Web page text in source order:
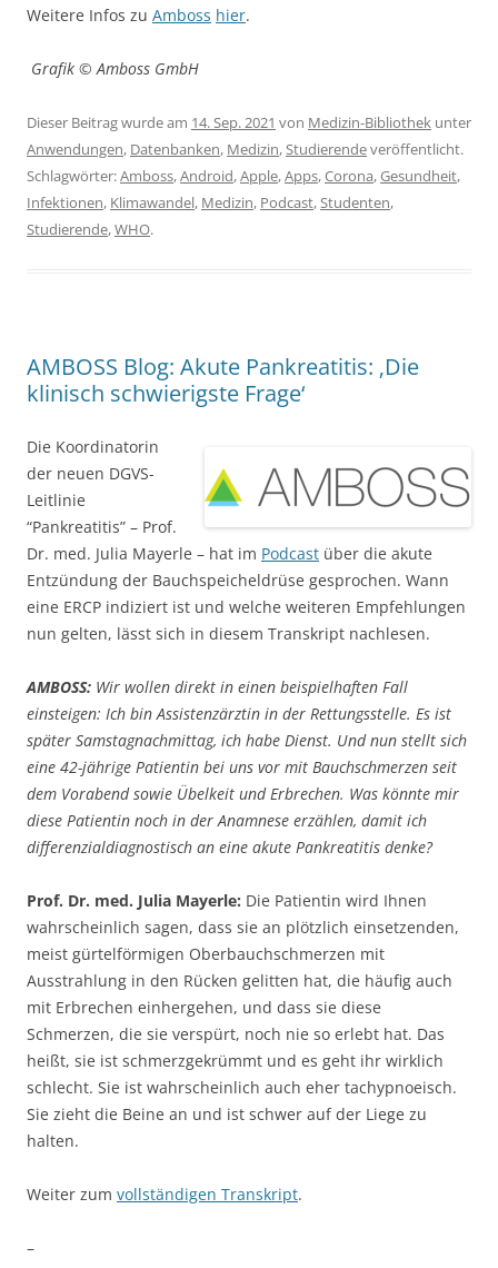
Weitere Infos zu Amboss hier.
Grafik © Amboss GmbH
Dieser Beitrag wurde am 14. Sep. 2021 von Medizin-Bibliothek unter
Anwendungen, Datenbanken, Medizin,Studierendeveröffentlicht.
Schlagwörter:Amboss,Android,Apple,Apps,Corona,Gesundheit,
Infektionen, Klimawandel, Medizin, Podcast,Studenten,
Studierende,WHO.
AMBOSS Blog: Akute Pankreatitis: ‚Die
klinisch schwierigste Frage‘
Die Koordinatorin
der neuen DGVS-
Leitlinie
“Pankreatitis” – Prof.
Dr. med. Julia Mayerle – hat im Podcast über die akute
Entzündung der Bauchspeicheldrüse gesprochen. Wann
eine ERCP indiziert ist und welche weiteren Empfehlungen
nun gelten, lässt sich in diesem Transkript nachlesen.
AMBOSS: Wir wollen direkt in einen beispielhaften Fall
einsteigen: Ich bin Assistenzärztin in der Rettungsstelle. Es ist
später Samstagnachmittag, ich habe Dienst. Und nun stellt sich
eine 42-jährige Patientin bei uns vor mit Bauchschmerzen seit
dem Vorabend sowie Übelkeit und Erbrechen. Was könnte mir
diese Patientin noch in der Anamnese erzählen, damit ich
differenzialdiagnostisch an eine akute Pankreatitis denke?
Prof. Dr. med. Julia Mayerle: Die Patientin wird Ihnen
wahrscheinlich sagen, dass sie an plötzlich einsetzenden,
meist gürtelförmigen Oberbauchschmerzen mit
Ausstrahlung in den Rücken gelitten hat, die häufig auch
mit Erbrechen einhergehen, und dass sie diese
Schmerzen, die sie verspürt, noch nie so erlebt hat. Das
heißt, sie ist schmerzgekrümmt und es geht ihr wirklich
schlecht. Sie ist wahrscheinlich auch eher tachypnoeisch.
Sie zieht die Beine an und ist schwer auf der Liege zu
halten.
Weiter zum vollständigen Transkript.
–